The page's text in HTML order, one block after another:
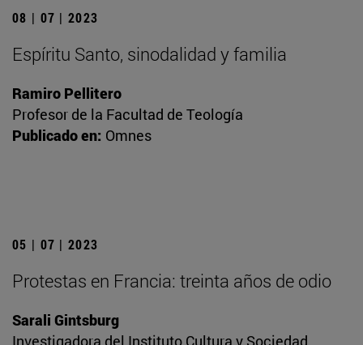
08 | 07 | 2023
Espíritu Santo, sinodalidad y familia
Ramiro Pellitero
Profesor de la Facultad de Teología
Publicado en: Omnes
05 | 07 | 2023
Protestas en Francia: treinta años de odio
Sarali Gintsburg
Investigadora del Instituto Cultura y Sociedad